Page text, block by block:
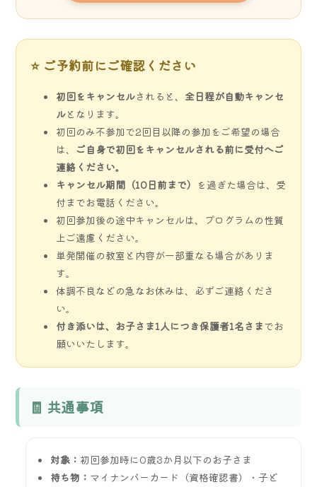
⭐ ご予約前にご確認ください
初回をキャンセルされると、 全日程が自動キャンセ
ルとなります。
初回のみ不参加で2回目以降の参加をご希望の場合
は、 ご自身で初回をキャンセルされる前に受付へご
連絡ください。
キャンセル期間（10日前まで） を過ぎた場合は、受
付までお電話ください。
初回参加後の途中キャンセルは、プログラムの性質
上ご遠慮ください。
単発開催の教室と内容が一部重なる場合がありま
す。
体調不良などの急なお休みは、必ずご連絡くださ
い。
付き添いは、お子さま1人につき保護者1名さまでお
願いいたします。
🧾 共通事項
対象： 初回参加時に0歳3か月以下のお子さま
持ち物： マイナンバーカード（資格確認書）・子ど